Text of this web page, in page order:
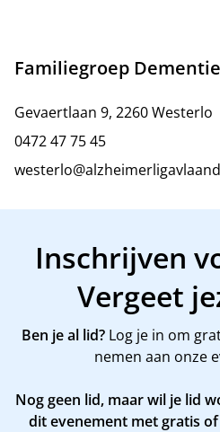
Familiegroep
Gevaertlaan 9, 2260 Westerlo
0472 47 75 45
Inschrijven
Vergeet
Ben je al lid?Log je in om
nemen aan onze
Nog geen lid, maar wil je lid
dit evenement met gratis